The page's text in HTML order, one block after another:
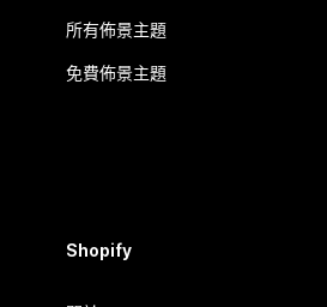
所有佈景主題
免費佈景主題
Shopify